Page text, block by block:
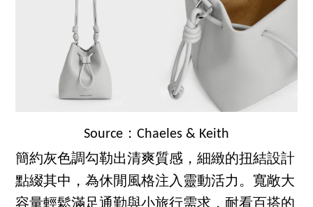
Source：Chaeles & Keith
簡約灰色調勾勒出清爽質感，細緻的扭結設計
點綴其中，為休閒風格注入靈動活力。寬敞大
容量輕鬆滿足通勤與小旅行需求，耐看百搭的